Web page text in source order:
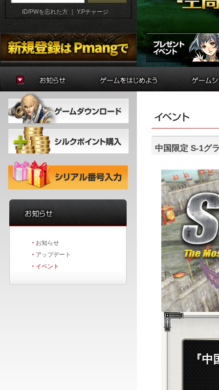
ID/PWを忘れた方 ｜Y.Pチャージ
お知らせ
アップデート
イベント
ゲームの準備
はじめに
初心者ガイド
バトル
ダンジ
要塞戦
・ お知らせ
・ アップデート
・ イベント
中国限定S-1グ
『